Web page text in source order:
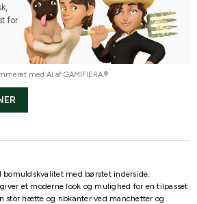
for
med AI af GAMIFIERA.®
med børstet inderside.
et moderne look og mulighed for en tilpasset
stor hætte og ribkanter ved manchetter og